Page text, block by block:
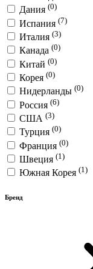
Дания (0)
Испания (7)
Италия (3)
Канада (0)
Китай (0)
Корея (0)
Нидерланды (0)
Россия (6)
США (3)
Турция (0)
Франция (0)
Швеция (1)
Южная Корея (1)
Бренд